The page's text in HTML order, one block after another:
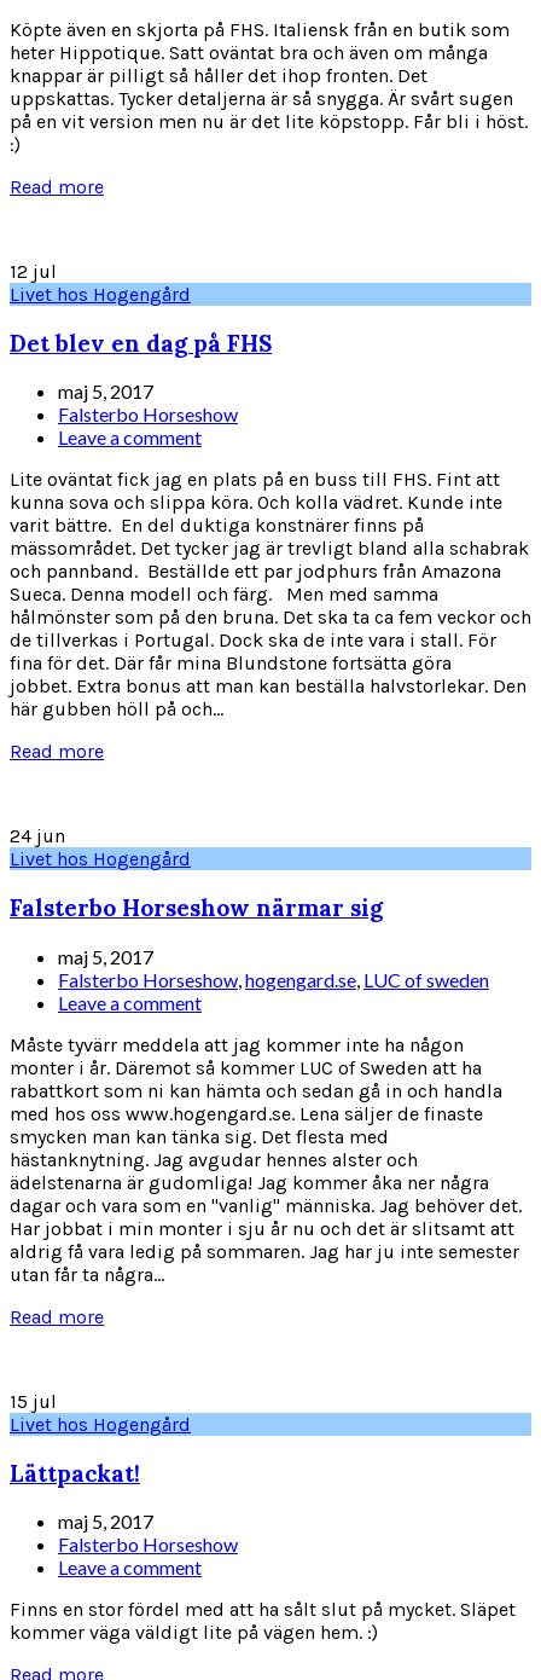
Köpte även en skjorta på FHS. Italiensk från en butik som
heter Hippotique. Satt oväntat bra och även om många
knappar är pilligt så håller det ihop fronten. Det
uppskattas. Tycker detaljerna är så snygga. Är svårt sugen
på en vit version men nu är det lite köpstopp. Får bli i höst.
:)
Read more
12 jul
Livet hos Hogengård
Det blev en dag på FHS
maj 5, 2017
Falsterbo Horseshow
Leave a comment
Lite oväntat fick jag en plats på en buss till FHS. Fint att
kunna sova och slippa köra. Och kolla vädret. Kunde inte
varit bättre. En del duktiga konstnärer finns på
mässområdet. Det tycker jag är trevligt bland alla schabrak
och pannband. Beställde ett par jodphurs från Amazona
Sueca. Denna modell och färg. Men med samma
hålmönster som på den bruna. Det ska ta ca fem veckor och
de tillverkas i Portugal. Dock ska de inte vara i stall. För
fina för det. Där får mina Blundstone fortsätta göra
jobbet. Extra bonus att man kan beställa halvstorlekar. Den
här gubben höll på och...
Read more
24 jun
Livet hos Hogengård
Falsterbo Horseshow närmar sig
maj 5, 2017
Falsterbo Horseshow,hogengard.se, LUC of sweden
Leave a comment
Måste tyvärr meddela att jag kommer inte ha någon
monter i år. Däremot så kommer LUC of Sweden att ha
rabattkort som ni kan hämta och sedan gå in och handla
med hos oss www.hogengard.se. Lena säljer de finaste
smycken man kan tänka sig. Det flesta med
hästanknytning. Jag avgudar hennes alster och
ädelstenarna är gudomliga! Jag kommer åka ner några
dagar och vara som en "vanlig" människa. Jag behöver det.
Har jobbat i min monter i sju år nu och det är slitsamt att
aldrig få vara ledig på sommaren. Jag har ju inte semester
utan får ta några...
Read more
15 jul
Livet hos Hogengård
Lättpackat!
maj 5, 2017
Falsterbo Horseshow
Leave a comment
Finns en stor fördel med att ha sålt slut på mycket. Släpet
kommer väga väldigt lite på vägen hem. :)
Read more